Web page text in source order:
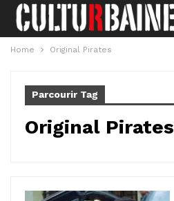
Home Original Pirates
Parcourir Tag
Original Pirates